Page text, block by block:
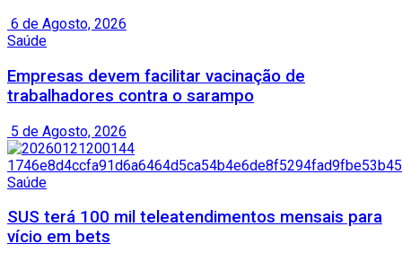
6 de Agosto, 2026
Saúde
Empresas devem facilitar vacinação de
trabalhadores contra o sarampo
5 de Agosto, 2026
Saúde
SUS terá 100 mil teleatendimentos mensais para
vício em bets